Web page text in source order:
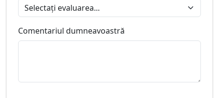
Comentariul dumneavoastră